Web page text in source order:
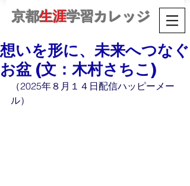
京都生涯学習カレッジ
想いを形に、未来へつなぐ
お盆 (文：木村さちこ)
（2025年８月１４日配信ハッピーメー
ル）